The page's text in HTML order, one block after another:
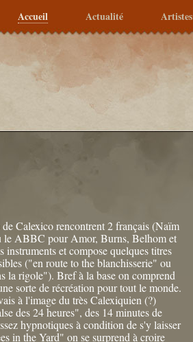
Accueil Actualité Artistes
Calexico rencontrent 2 français (Naïm
le ABBC pour Amor, Burns, Belhom et
instruments et compose quelques titres
("en route to the blanchisserie" ou
la rigole"). Bref à la base on comprend
sorte de récréation pour tout le monde.
à l'image du très Calexiquien (?)
des 24 heures", des 14 minutes de
hypnotiques à condition de s'y laisser
in the Yard" on se surprend à croire